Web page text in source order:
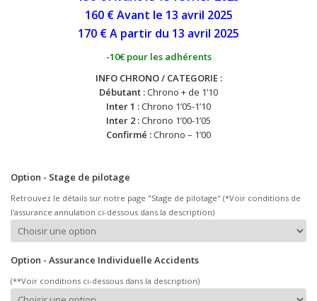
160 € Avant le 13 avril 2025
170 € A partir du 13 avril 2025
-10€ pour les adhérents
INFO CHRONO / CATEGORIE :
Débutant :Chrono + de 1’10
Inter 1 :Chrono 1’05-1’10
Inter 2 :Chrono 1’00-1’05
Confirmé :Chrono – 1’00
Option - Stage de pilotage
Retrouvez le détails sur notre page "Stage de pilotage" (*Voir conditions de
l'assurance annulation ci-dessous dans la description)
Option - Assurance Individuelle Accidents
(**Voir conditions ci-dessous dans la description)